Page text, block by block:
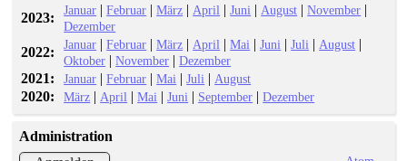
2023: Januar |Februar |März | April |Juni | August |November |
Dezember
2022: Januar |Februar |März | April |Mai |Juni |Juli | August |
Oktober |November |Dezember
2021: Januar |Februar |Mai |Juli | August
2020: März | April |Mai |Juni | September |Dezember
Administration